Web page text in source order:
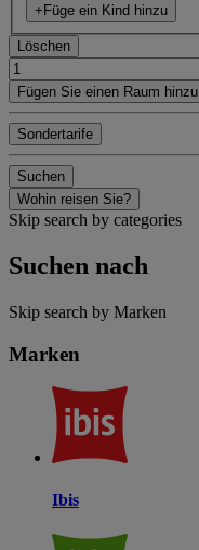
+Füge ein Kind hinzu
Löschen
Fügen Sie einen Raum hinzu
Sondertarife
Suchen
Wohin reisen Sie?
Skip search by categories
Suchen nach
Skip search by Marken
Marken
Ibis